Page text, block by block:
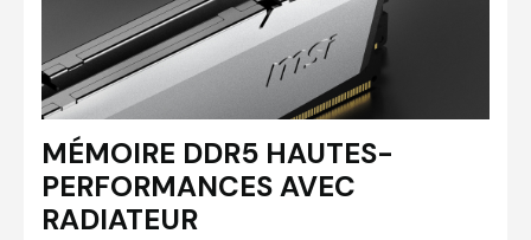
MÉMOIRE DDR5 HAUTES-
PERFORMANCES AVEC
RADIATEUR